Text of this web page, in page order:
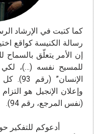
كما كتبت في الإرشاد
رسالة الكنيسة كواقع
إن الأمر يتعلّق
للمسيح نفسه (…)،
وإعلان الإنجيل هو
(نفس المرجع، رقم 94).
أدعوكم للتفكير حول